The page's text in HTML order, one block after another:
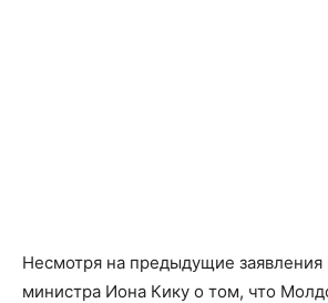
Несмотря на предыдущие
министра Иона Кику о том, что